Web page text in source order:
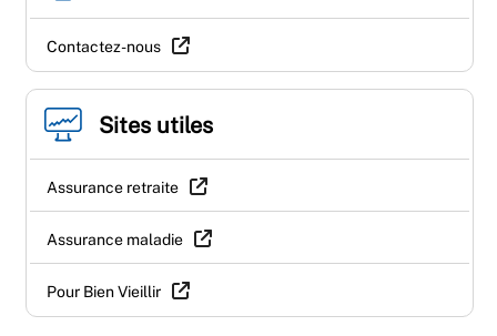
Contactez-nous
Sites utiles
Assurance retraite
Assurance maladie
Pour Bien Vieillir